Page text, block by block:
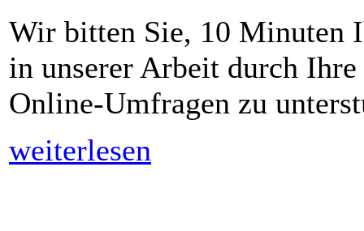
Wir bitten Sie, 10 Minuten
in unserer Arbeit durch
Online-Umfragen zu
weiterlesen